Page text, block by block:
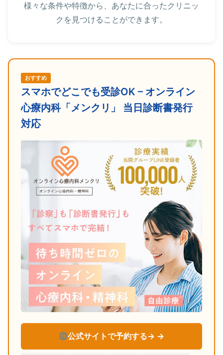
様々な条件や特徴から、あなたに合ったクリニッ
クを見つけることができます。
おすすめ
スマホでどこでも受診OK – オンライン
心療内科「メンクリ」 当日診断書発行
対応
公式サイトで予約する→